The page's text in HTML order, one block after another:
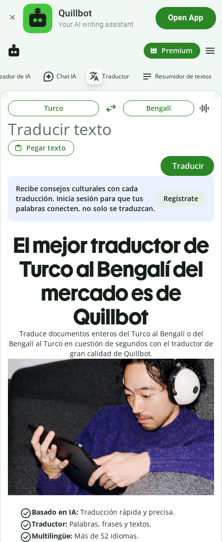
Quillbot
Your AI writing assistant
Open App
Premium
de IA Chat IA Traductor Resumidor de textos
Turco Bengalí
Pegar texto
Traducir
Recibe consejos culturales con cada
traducción. Inicia sesión para que tus
palabras conecten, no solo se traduzcan.
Regístrate
El mejor traductor de
Turco al Bengalí del
mercado es de
Quillbot
Traduce documentos enteros del Turco al Bengalí o del
Bengalí al Turco en cuestión de segundos con el traductor de
gran calidad de Quillbot.
Basado en IA: Traducción rápida y precisa.
Traductor: Palabras, frases y textos.
Multilingüe: Más de 52 idiomas.